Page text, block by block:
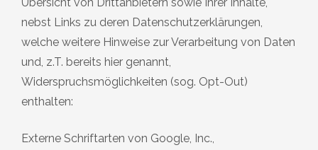
nebst Links zu deren Datenschutzerklärungen,
welche weitere Hinweise zur Verarbeitung von Daten
und, z.T. bereits hier genannt,
Widerspruchsmöglichkeiten (sog. Opt-Out)
enthalten:
Externe Schriftarten von Google, Inc.,